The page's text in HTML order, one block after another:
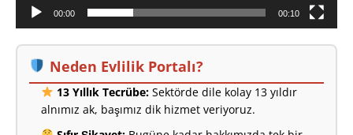
00:00 00:10
Neden Evlilik Portalı?
13 Yıllık Tecrübe:Sektörde dile kolay 13 yıldır
alnımız ak, başımız dik hizmet veriyoruz.